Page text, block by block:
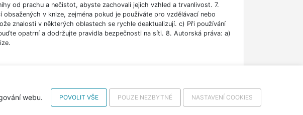
od prachu a nečistot, abyste zachovali jejich vzhled a trvanlivost. 7.
v knize, zejména pokud je používáte pro vzdělávací nebo
znalosti v některých oblastech se rychle deaktualizují. c) Při používání
opatrní a dodržujte pravidla bezpečnosti na síti. 8. Autorská práva: a)
webu.
POVOLIT VŠE POUZE NEZBYTNÉ NASTAVENÍ COOKIES